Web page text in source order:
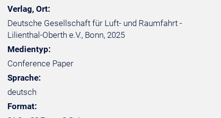
Verlag, Ort:
Deutsche Gesellschaft für Luft- und Raumfahrt -
Lilienthal-Oberth e.V., Bonn, 2025
Medientyp:
Conference Paper
Sprache:
deutsch
Format: